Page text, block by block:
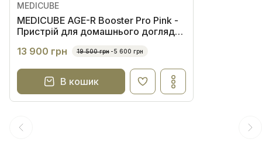
MEDICUBE
MEDICUBE AGE-R Booster Pro Pink -
Пристрій для домашнього догляду
13 900 грн 19 500 грн -5 600 грн
В кошик